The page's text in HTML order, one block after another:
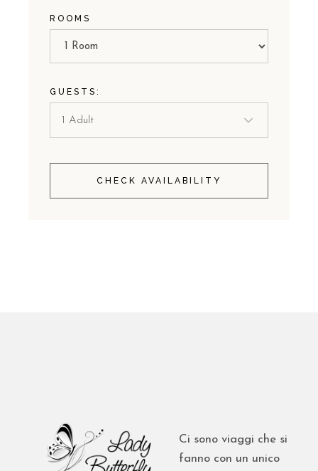
ROOMS
GUESTS:
CHECK AVAILABILITY
Ci sono viaggi che si
fanno con un unico